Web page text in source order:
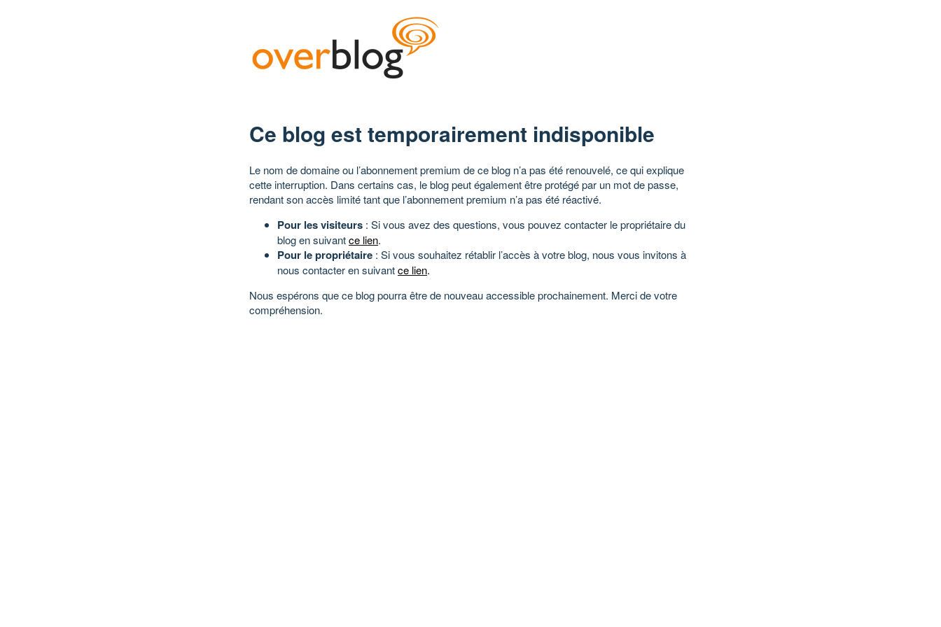
Ce blog est temporairement indisponible
Le nom de domaine ou l’abonnement premium de ce blog n’a pas été renouvelé, ce qui explique
cette interruption. Dans certains cas, le blog peut également être protégé par un mot de passe,
rendant son accès limité tant que l’abonnement premium n’a pas été réactivé.
Pour les visiteurs : Si vous avez des questions, vous pouvez contacter le propriétaire du
blog en suivantce lien.
Pour le propriétaire : Si vous souhaitez rétablir l’accès à votre blog, nous vous invitons à
nous contacter en suivantce lien.
Nous espérons que ce blog pourra être de nouveau accessible prochainement. Merci de votre
compréhension.